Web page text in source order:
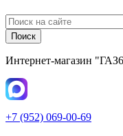
Поиск
Интернет-магазин
+7 (952) 069-00-69